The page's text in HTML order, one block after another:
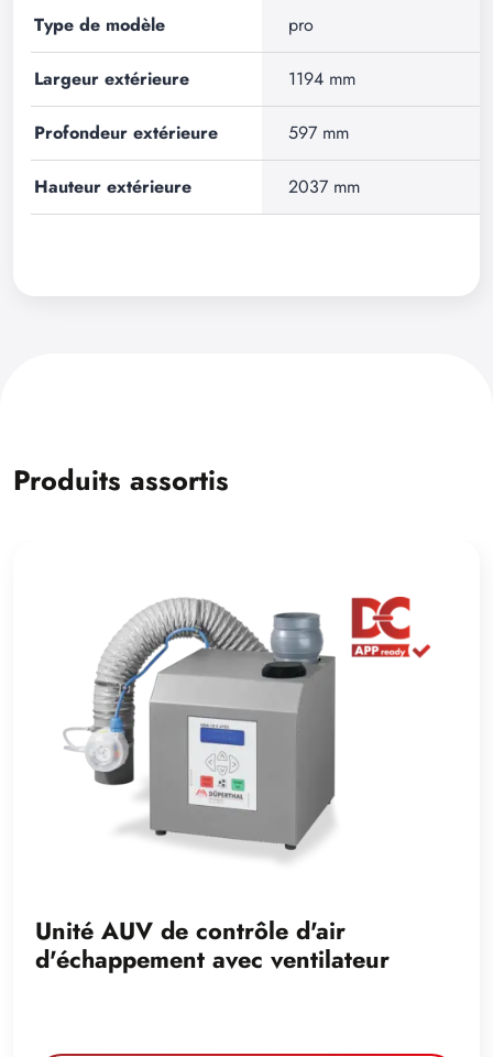
Type de modèle pro
Largeur extérieure 1194 mm
Profondeur extérieure 597 mm
Hauteur extérieure 2037 mm
Produits assortis
Unité AUV de contrôle d'air
d'échappement avec ventilateur